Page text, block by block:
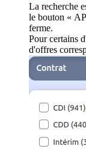
La recherche
le bouton «
ferme.
Pour certains
d'offres